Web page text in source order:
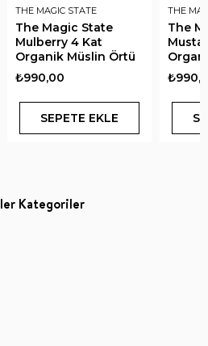
THE MAGIC STATE
The Magic State
Mulberry 4 Kat
Organik Müslin Örtü
₺990,00
SEPETE EKLE
THE
The
Kategoriler